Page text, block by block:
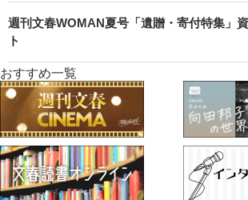
週刊文春WOMAN夏号「遺贈・寄付特集」
ト
おすすめ一覧